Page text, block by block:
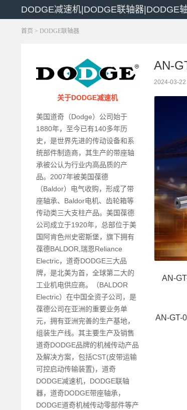
DODGE减速机|DODGE联轴器|DODGE
首页 > DODGE联轴器
关于DODGE减速机
美国道奇（Dodge）公司始于
1880年，至今已有140多年历
史，是世界先进的传动设备和系
统部件制造商，其生产的带座轴
承被公认为行业内高品质的产
品。2007年被美国葆德
（Baldor）电气收购，形成了带
座轴承、Baldor电机、齿轮箱等
传动类三大支柱产品。美国葆德
公司成立于1920年，总部位于美
国阿肯色州史密斯堡，旗下拥有
葆德BALDOR,瑞恩Reliance
Electric，道奇DODGE三大品
牌，是北美为首，全球第二大的
工业机电供应商。（BALDOR
Electric）在中国全资子公司，是
葆德公司在亚洲的重要业务单
元，拥有亚洲完善的生产基地，
组装生产线。其主要生产及销售
道奇DODGE品牌的机械传动产品
及解决方案，包括CST(皮带运输
可控启动传输装置)，道奇
DODGE减速机，DODGE联轴
器，道奇DODGE带座轴承，
DODGE道奇机械传动零部件等产
AN-
2024-03-22
AN-
AN-GT-